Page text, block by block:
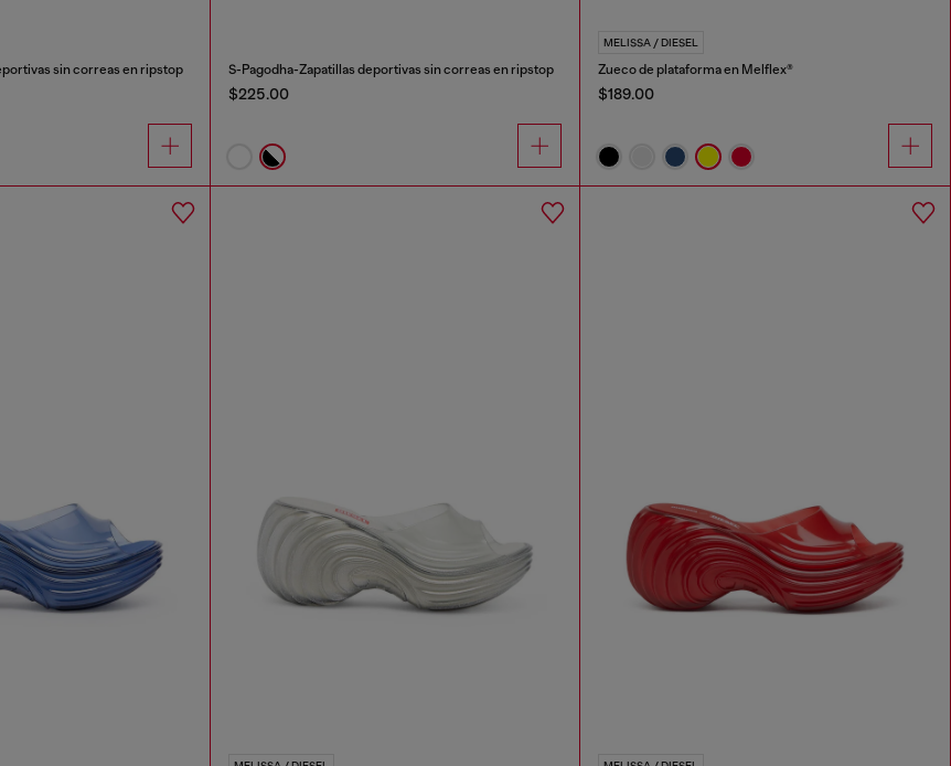
sin correas en ripstop S-Pagodha-Zapatillas deportivas sin correas en ripstop
$225.00
MELISSA / DIESEL
Zueco de plataforma en Melflex®
$189.00